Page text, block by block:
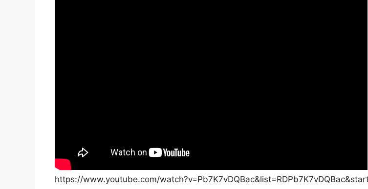
https://www.youtube.com/